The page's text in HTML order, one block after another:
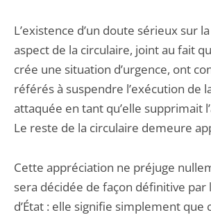
L’existence d’un doute sérieux sur
aspect de la circulaire, joint au fait
crée une situation d’urgence, ont
référés à suspendre l’exécution de
attaquée en tant qu’elle supprimait
Le reste de la circulaire demeure
Cette appréciation ne préjuge
sera décidée de façon définitive par
d’État : elle signifie simplement que